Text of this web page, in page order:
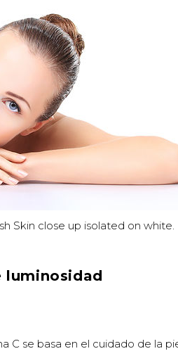
Skin close up isolated on
luminosidad
C se basa en el cuidado de la